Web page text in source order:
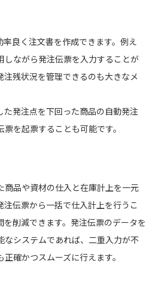
良く注文書を作成できます。例え
しながら発注伝票を入力することが
残状況を管理できるのも大きなメ
た発注点を下回った商品の自動発注
を起票することも可能です。
商品や資材の仕入と在庫計上を一元
伝票から一括で仕入計上を行うこ
を削減できます。発注伝票のデータを
なシステムであれば、二重入力が不
確かつスムーズに行えます。